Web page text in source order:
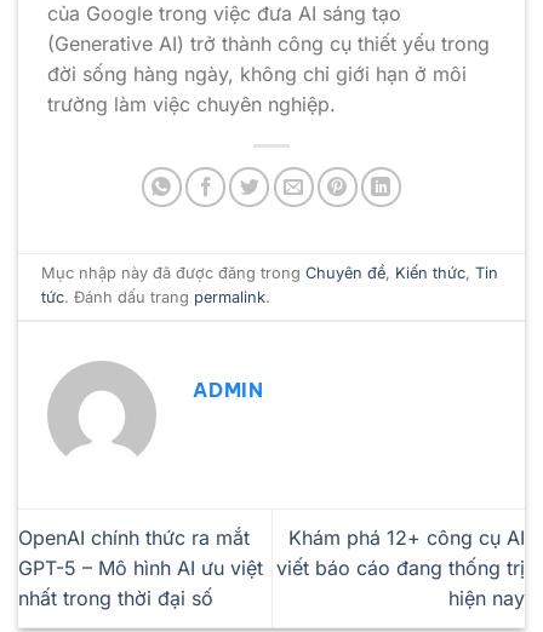
của Google trong việc đưa AI sáng tạo
(Generative AI) trở thành công cụ thiết yếu trong
đời sống hàng ngày, không chỉ giới hạn ở môi
trường làm việc chuyên nghiệp.
Mục nhập này đã được đăng trongChuyên đề, Kiến thức,Tin
tức. Đánh dấu trang permalink.
ADMIN
OpenAI chính thức ra mắt
GPT-5 – Mô hình AI ưu việt
nhất trong thời đại số
Khám phá 12+ công cụ AI
viết báo cáo đang thống trị
hiện nay